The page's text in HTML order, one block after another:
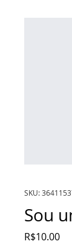
SKU:
Sou
R$10.00